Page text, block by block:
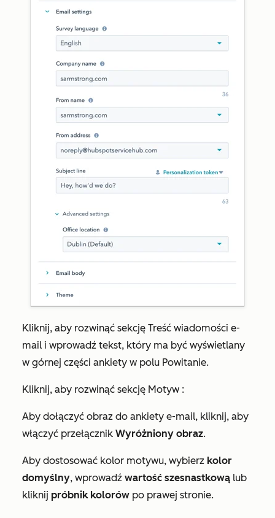
Kliknij, aby rozwinąć sekcję Treść wiadomości e-
mail i wprowadź tekst, który ma być wyświetlany
w górnej części ankiety w polu Powitanie.
Kliknij, aby rozwinąć sekcję Motyw :
Aby dołączyć obraz do ankiety e-mail, kliknij, aby
włączyć przełącznik Wyróżniony obraz.
Aby dostosować kolor motywu, wybierz kolor
domyślny, wprowadź wartość szesnastkową lub
kliknij próbnik kolorów po prawej stronie.